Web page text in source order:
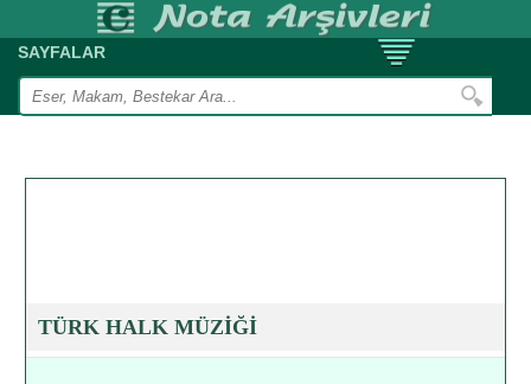
SAYFALAR
TÜRK HALK MÜZİĞİ